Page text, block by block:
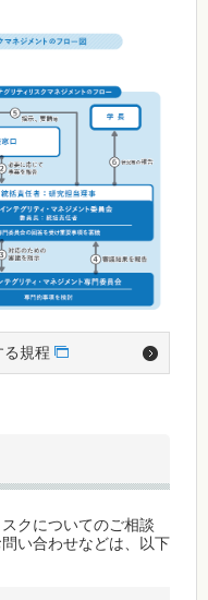
規程
クについてのご相談
い合わせなどは、以下